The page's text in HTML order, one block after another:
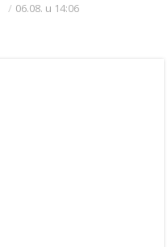
06.08. u 14:06